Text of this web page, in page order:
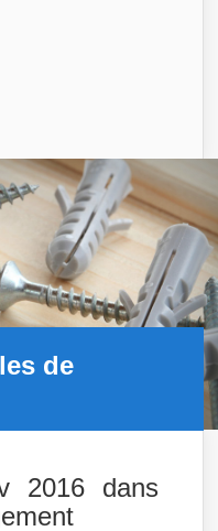
de
2016 dans